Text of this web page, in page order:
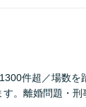
件超／場数
。離婚問題・